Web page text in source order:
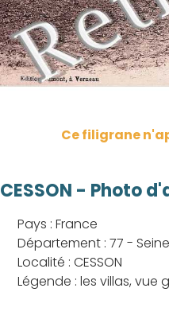
Ce filigrane
CESSON - Photo
Pays : France
Département : 77 -
Localité : CESSON
Légende : les villas, vue